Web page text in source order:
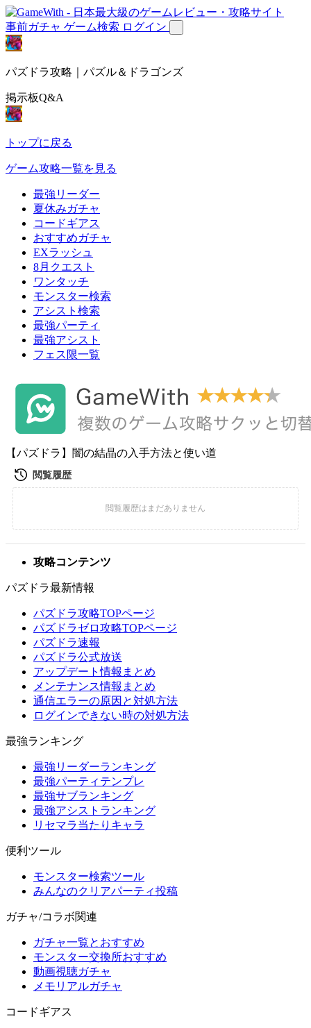
事前ガチャ ゲーム検索 ログイン
パズドラ攻略｜パズル＆ドラゴンズ
掲示板Q&A
トップに戻る
ゲーム攻略一覧を見る
最強リーダー
夏休みガチャ
コードギアス
おすすめガチャ
EXラッシュ
8月クエスト
ワンタッチ
モンスター検索
アシスト検索
最強パーティ
最強アシスト
フェス限一覧
【パズドラ】闇の結晶の入手方法と使い道
攻略コンテンツ
パズドラ最新情報
パズドラ攻略TOPページ
パズドラゼロ攻略TOPページ
パズドラ速報
パズドラ公式放送
アップデート情報まとめ
メンテナンス情報まとめ
通信エラーの原因と対処方法
ログインできない時の対処方法
最強ランキング
最強リーダーランキング
最強パーティテンプレ
最強サブランキング
最強アシストランキング
リセマラ当たりキャラ
便利ツール
モンスター検索ツール
みんなのクリアパーティ投稿
ガチャ/コラボ関連
ガチャ一覧とおすすめ
モンスター交換所おすすめ
動画視聴ガチャ
メモリアルガチャ
コードギアス